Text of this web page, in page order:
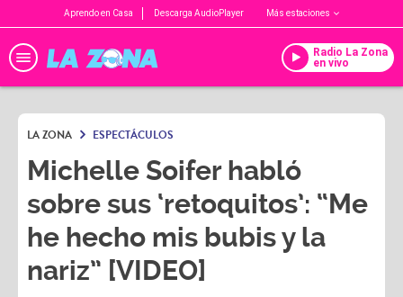
Aprendo en Casa Descarga AudioPlayer Más estaciones
Radio La Zona
en vivo
LA ZONA ESPECTÁCULOS
Michelle Soifer habló
sobre sus ‘retoquitos’: “Me
he hecho mis bubis y la
nariz” [VIDEO]